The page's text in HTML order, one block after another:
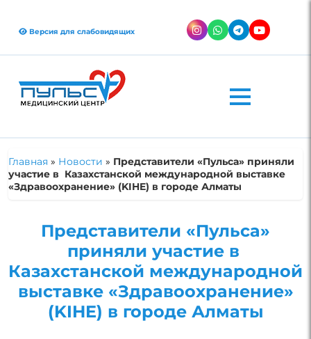
Версия для слабовидящих
Главная » Новости » Представители «Пульса» приняли
участие в Казахстанской международной выставке
«Здравоохранение» (KIHE) в городе Алматы
Представители «Пульса»
приняли участие в
Казахстанской международной
выставке «Здравоохранение»
(KIHE) в городе Алматы